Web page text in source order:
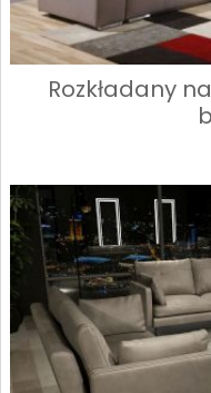
Rozkładany